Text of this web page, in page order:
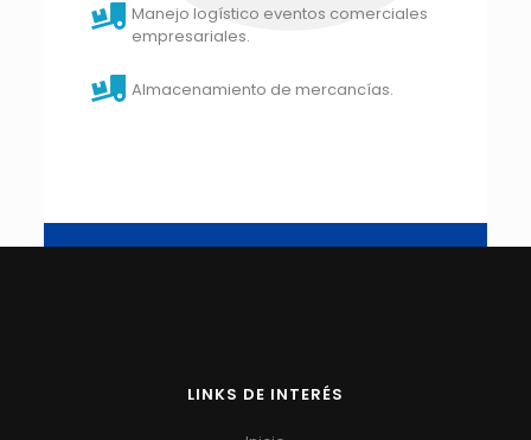
Manejo logístico eventos comerciales
empresariales.
Almacenamiento de mercancías.
LINKS DE INTERÉS